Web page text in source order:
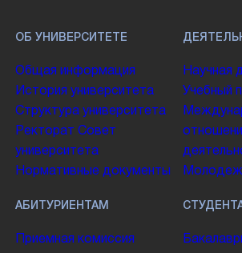
ОБ УНИВЕРСИТЕТЕ
Общая информация
История университета
Структура университета
Ректорат Совет
университета
Нормативные документы
Научная
Учебный
АБИТУРИЕНТАМ
Приемная комиссия